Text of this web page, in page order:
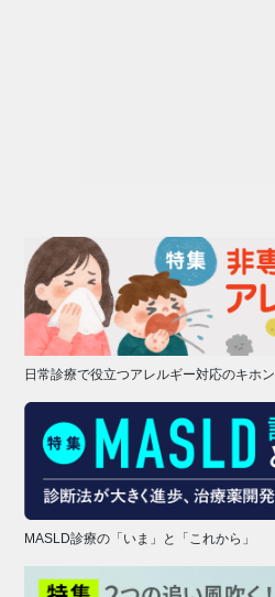
日常診療で役立つアレルギー対応のキホン
MASLD診療の「いま」と「これから」